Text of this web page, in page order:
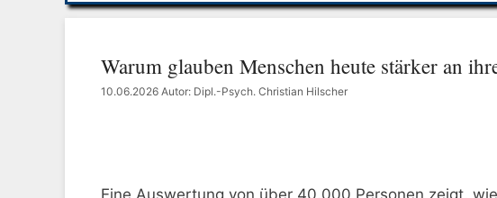
Warum glauben Menschen heute stärker an
10.06.2026 Autor: Dipl.-Psych. Christian Hilscher
Eine Auswertung von über 40.000 Personen zeigt,